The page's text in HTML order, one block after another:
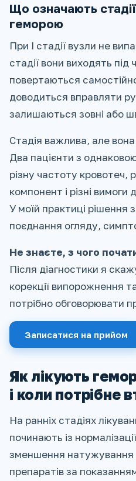
Що означають
геморою
При I стадії вузли не
стадії вони виходять під
повертаються
доводиться вправляти
залишаються зовні або
Стадія важлива, але
Два пацієнти з
різну частоту кровотеч,
компонент і різні вимоги
У моїй практиці рішення
поєднання огляду,
Не знаєте, з чого
Після діагностики я
корекції випорожнення
потрібно обговорювати
Записатися на прийом
Як лікують
і коли потрібне
На ранніх стадіях
починають із
зменшення натужування
препаратів за